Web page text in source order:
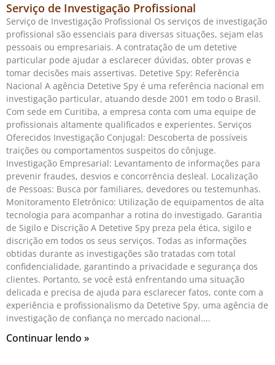
Serviço de Investigação Profissional
Serviço de Investigação Profissional Os serviços de investigação
profissional são essenciais para diversas situações, sejam elas
pessoais ou empresariais. A contratação de um detetive
particular pode ajudar a esclarecer dúvidas, obter provas e
tomar decisões mais assertivas. Detetive Spy: Referência
Nacional A agência Detetive Spy é uma referência nacional em
investigação particular, atuando desde 2001 em todo o Brasil.
Com sede em Curitiba, a empresa conta com uma equipe de
profissionais altamente qualificados e experientes. Serviços
Oferecidos Investigação Conjugal: Descoberta de possíveis
traições ou comportamentos suspeitos do cônjuge.
Investigação Empresarial: Levantamento de informações para
prevenir fraudes, desvios e concorrência desleal. Localização
de Pessoas: Busca por familiares, devedores ou testemunhas.
Monitoramento Eletrônico: Utilização de equipamentos de alta
tecnologia para acompanhar a rotina do investigado. Garantia
de Sigilo e Discrição A Detetive Spy preza pela ética, sigilo e
discrição em todos os seus serviços. Todas as informações
obtidas durante as investigações são tratadas com total
confidencialidade, garantindo a privacidade e segurança dos
clientes. Portanto, se você está enfrentando uma situação
delicada e precisa de ajuda para esclarecer fatos, conte com a
experiência e profissionalismo da Detetive Spy, uma agência de
investigação de confiança no mercado nacional.
Continuar lendo »